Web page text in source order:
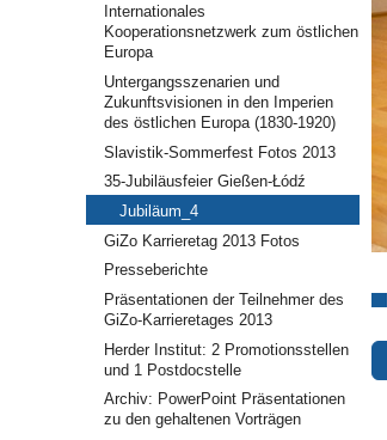
Internationales
Kooperationsnetzwerk zum östlichen
Europa
Untergangsszenarien und
Zukunftsvisionen in den Imperien
des östlichen Europa (1830-1920)
Slavistik-Sommerfest Fotos 2013
35-Jubiläusfeier Gießen-Łódź
Jubiläum_4
GiZo Karrieretag 2013 Fotos
Presseberichte
Präsentationen der Teilnehmer des
GiZo-Karrieretages 2013
Herder Institut: 2 Promotionsstellen
und 1 Postdocstelle
Archiv: PowerPoint Präsentationen
zu den gehaltenen Vorträgen